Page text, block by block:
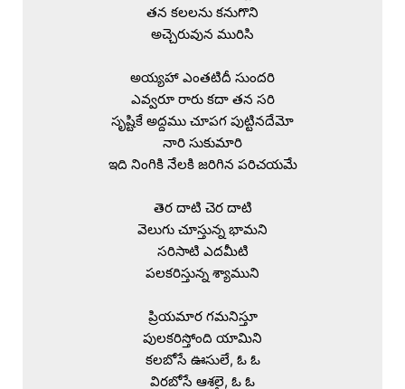
తన కలలను కనుగొని
అచ్చెరువున మురిసి
అయ్యహా ఎంతటిదీ సుందరి
ఎవ్వరూ రారు కదా తన సరి
సృష్టికే అద్దము చూపగ పుట్టినదేమో
నారి సుకుమారి
ఇది నింగికి నేలకి జరిగిన పరిచయమే
తెర దాటి చెర దాటి
వెలుగు చూస్తున్న భామని
సరిసాటి ఎదమీటి
పలకరిస్తున్న శ్యాముని
ప్రియమార గమనిస్తూ
పులకరిస్తోంది యామిని
కలబోసే ఊసులే, ఓ ఓ
విరబోసే ఆశలై, ఓ ఓ